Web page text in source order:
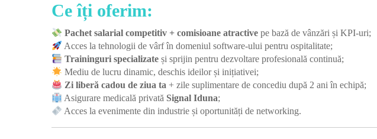
Ce îți oferim:
Pachet salarial competitiv + comisioane atractive pe bază de vânzări și KPI-uri;
Acces la tehnologii de vârf în domeniul software-ului pentru ospitalitate;
Traininguri specializate și sprijin pentru dezvoltare profesională continuă;
Mediu de lucru dinamic, deschis ideilor și inițiativei;
Zi liberă cadou de ziua ta + zile suplimentare de concediu după 2 ani în echipă;
Asigurare medicală privată Signal Iduna;
Acces la evenimente din industrie și oportunități de networking.